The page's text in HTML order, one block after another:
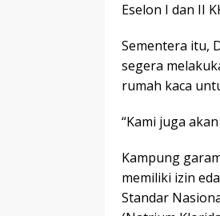
Eselon I dan II
Sementera itu,
segera
rumah kaca
“Kami juga
Kampung
memiliki izin
Standar